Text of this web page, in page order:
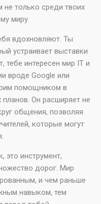
не только среди твоих
миру.
вдохновляют. Ты
устраивает выставки
интересен мир IT и
вроде Google или
помощником в
Он расширяет не
общения, позволяя
которые могут
это инструмент,
дорог. Мир
и чем раньше
навыком, тем